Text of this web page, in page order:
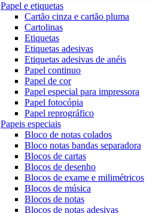
Papel e etiquetas
Cartão cinza e cartão pluma
Cartolinas
Etiquetas
Etiquetas adesivas
Etiquetas adesivas de anéis
Papel continuo
Papel de cor
Papel especial para impressora
Papel fotocópia
Papel reprográfico
Papeis especiais
Bloco de notas colados
Bloco notas bandas separadora
Blocos de cartas
Blocos de desenho
Blocos de exame e milimétricos
Blocos de música
Blocos de notas
Blocos de notas adesivas